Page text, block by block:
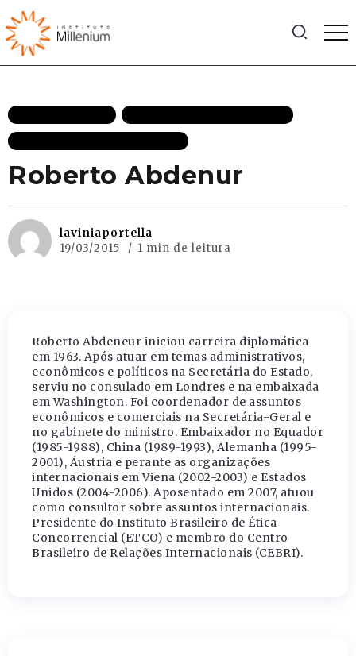
Roberto Abdenur
laviniaportella
19/03/2015 1 min de leitura
Roberto Abdeneur iniciou carreira diplomática
em 1963. Após atuar em temas administrativos,
econômicos e políticos na Secretária do Estado,
serviu no consulado em Londres e na embaixada
em Washington. Foi coordenador de assuntos
econômicos e comerciais na Secretária-Geral e
no gabinete do ministro. Embaixador no Equador
(1985-1988), China (1989-1993), Alemanha (1995-
2001), Áustria e perante as organizações
internacionais em Viena (2002-2003) e Estados
Unidos (2004-2006). Aposentado em 2007, atuou
como consultor sobre assuntos internacionais.
Presidente do Instituto Brasileiro de Ética
Concorrencial (ETCO) e membro do Centro
Brasileiro de Relações Internacionais (CEBRI).